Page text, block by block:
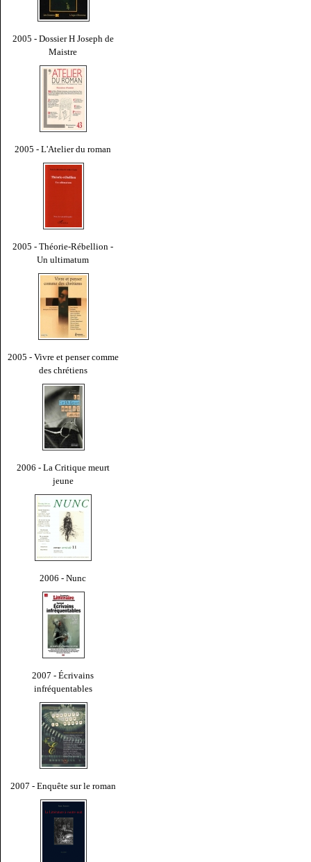
2005 - Dossier H Joseph de
Maistre
2005 - L'Atelier du roman
2005 - Théorie-Rébellion -
Un ultimatum
2005 - Vivre et penser comme
des chrétiens
2006 - La Critique meurt
jeune
2006 - Nunc
2007 - Écrivains
infréquentables
2007 - Enquête sur le roman